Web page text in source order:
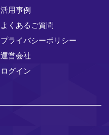
活用事例
よくあるご質問
プライバシーポリシー
運営会社
ログイン